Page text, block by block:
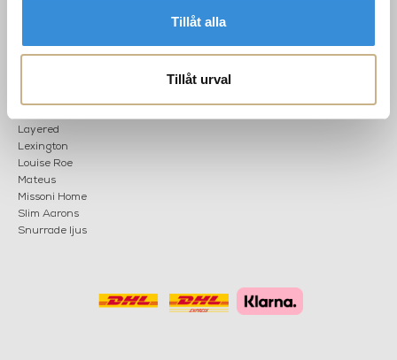
Tillåt alla
Tillåt urval
KATEGORIER
Layered
Lexington
Louise Roe
Mateus
Missoni Home
Slim Aarons
Snurrade ljus
OK